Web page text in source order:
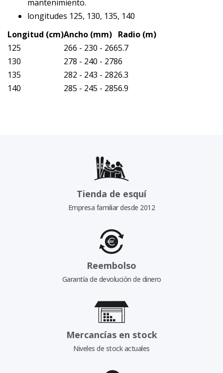
mantenimiento.
longitudes 125, 130, 135, 140
Longitud (cm)Ancho (mm) Radio (m)
125
266 - 230 - 2665.7
130
278 - 240 - 2786
135
282 - 243 - 2826.3
140
285 - 245 - 2856.9
Tienda de esquí
Empresa familiar desde 2012
Reembolso
Garantía de devolución de dinero
Mercancías en stock
Niveles de stock actuales